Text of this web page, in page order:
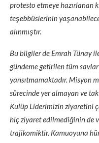
protesto etmeye hazırlanan
teşebbüslerinin
alınmıştır.
Bu bilgiler de Emrah Tünay
gündeme getirilen tüm
yansıtmamaktadır. Misyon
sürecinde yer almayan ve
Kulüp Liderimizin ziyaretini
hiç ziyaret edilmediğinin de
trajikomiktir. Kamuoyuna